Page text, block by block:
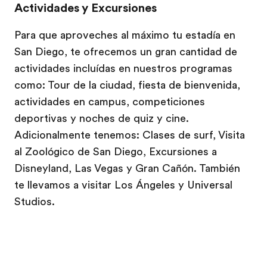
Actividades y Excursiones
Para que aproveches al máximo tu estadía en
San Diego, te ofrecemos un gran cantidad de
actividades incluídas en nuestros programas
como: Tour de la ciudad, fiesta de bienvenida,
actividades en campus, competiciones
deportivas y noches de quiz y cine.
Adicionalmente tenemos: Clases de surf, Visita
al Zoológico de San Diego, Excursiones a
Disneyland, Las Vegas y Gran Cañón. También
te llevamos a visitar Los Ángeles y Universal
Studios.